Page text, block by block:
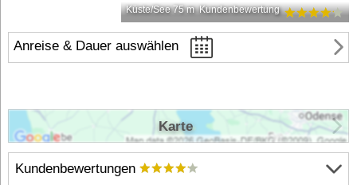
Küste/See 75 m Kundenbewertung
Anreise & Dauer auswählen
Kundenbewertungen
Karte